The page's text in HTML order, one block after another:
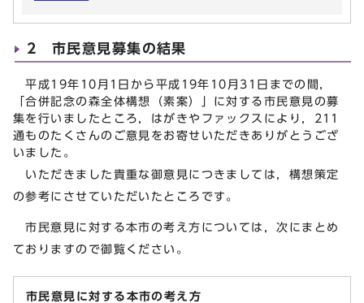
2 市民意見募集の結果
平成19年10月1日から平成19年10月31日までの間，
「合併記念の森全体構想（素案）」に対する市民意見の募
集を行いましたところ，はがきやファックスにより，211
通ものたくさんのご意見をお寄せいただきありがとうござ
いました。
いただきました貴重な御意見につきましては，構想策定
の参考にさせていただいたところです。
市民意見に対する本市の考え方については，次にまとめ
ておりますので御覧ください。
市民意見に対する本市の考え方